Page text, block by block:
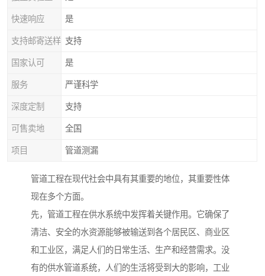
快速响应 是
支持邮寄送样 支持
国家认可 是
服务 严谨科学
深度定制 支持
可售卖地 全国
项目 管道测漏
管道工程在现代社会中具有其重要的地位，其重要性体
现在多个方面。
先，管道工程在供水系统中发挥着关键作用。它确保了
清洁、安全的水资源能够被输送到各个居民区、商业区
和工业区，满足人们的日常生活、生产和经营需求。没
有的供水管道系统，人们的生活将受到大的影响，工业